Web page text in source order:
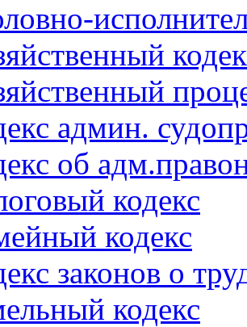
админ.
об
кодекс
кодекс
законов о
кодекс